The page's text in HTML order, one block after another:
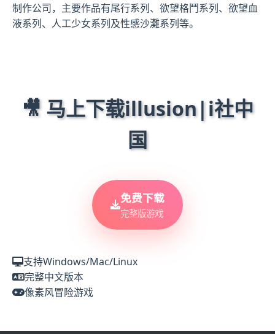
制作公司，主要作品有尾行系列、欲望格鬥系列、欲望血
液系列、人工少女系列及性感沙灘系列等。
🎥 马上下载illusion|i社中
国
免费下载
完整版游戏
支持Windows/Mac/Linux
完整中文版本
像素风冒险游戏